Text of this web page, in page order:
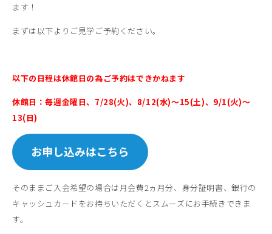
ます！
まずは以下よりご見学ご予約ください。
以下の日程は休館日の為ご予約はできかねます
休館日：毎週金曜日、7/28(火)、8/12(水)～15(土)、9/1(火)～
13(日)
そのままご入会希望の場合は月会費2ヵ月分、身分証明書、銀行の
キャッシュカードをお持ちいただくとスムーズにお手続きできま
す。